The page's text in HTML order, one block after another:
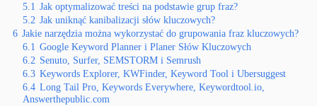
5.1 Jak optymalizować treści na podstawie grup fraz?
5.2 Jak uniknąć kanibalizacji słów kluczowych?
6 Jakie narzędzia można wykorzystać do grupowania fraz kluczowych?
6.1 Google Keyword Planner i Planer Słów Kluczowych
6.2 Senuto, Surfer, SEMSTORM i Semrush
6.3 Keywords Explorer, KWFinder, Keyword Tool i Ubersuggest
6.4 Long Tail Pro, Keywords Everywhere, Keywordtool.io,
Answerthepublic.com